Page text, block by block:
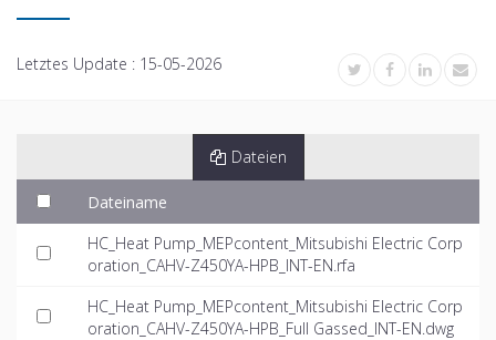
Letztes Update : 15-05-2026
Dateien
Dateiname
HC_Heat Pump_MEPcontent_Mitsubishi Electric Corp
oration_CAHV-Z450YA-HPB_INT-EN.rfa
HC_Heat Pump_MEPcontent_Mitsubishi Electric Corp
oration_CAHV-Z450YA-HPB_Full Gassed_INT-EN.dwg